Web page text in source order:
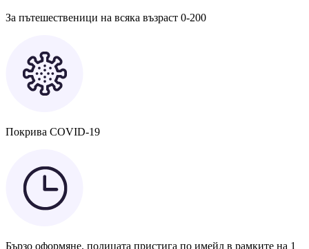
За пътешественици на всяка възраст 0-200
Покрива COVID-19
Бързо оформяне, полицата пристига по имейл в рамките на 1